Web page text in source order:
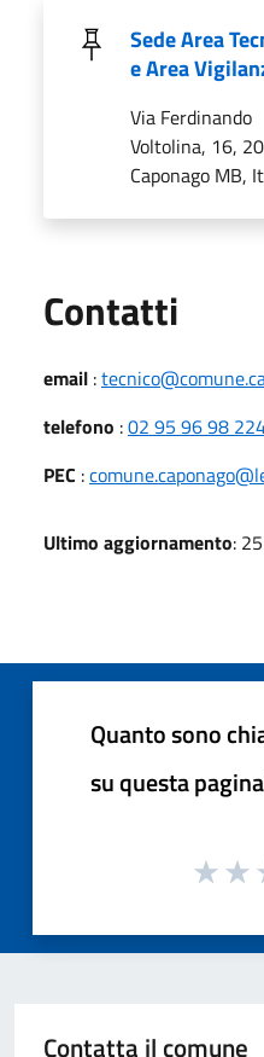
Sede Area
e Area
Via Ferdinando
Voltolina, 16,
Caponago MB,
Contatti
email :
telefono :02 95 96 98
PEC :
Ultimo aggiornamento:
Quanto sono
su questa
Contatta il comune